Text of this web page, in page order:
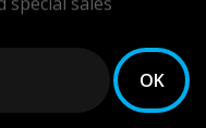
special sales